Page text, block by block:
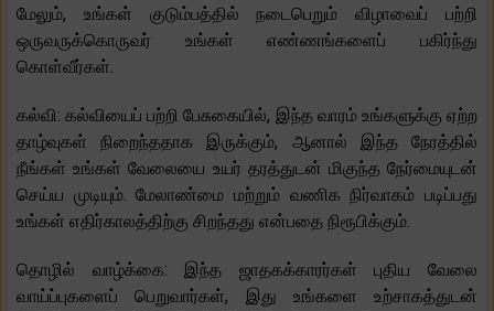
மேலும், உங்கள் குடும்பத்தில் நடைபெறும் விழாவைப் பற்றி
ஒருவருக்கொருவர் உங்கள் எண்ணங்களைப் பகிர்ந்து
கொள்வீர்கள்.
கல்வி: கல்வியைப் பற்றி பேசுகையில், இந்த வாரம் உங்களுக்கு ஏற்ற
தாழ்வுகள் நிறைந்ததாக இருக்கும், ஆனால் இந்த நேரத்தில்
நீங்கள் உங்கள் வேலையை உயர் தரத்துடன் மிகுந்த நேர்மையுடன்
செய்ய முடியும். மேலாண்மை மற்றும் வணிக நிர்வாகம் படிப்பது
உங்கள் எதிர்காலத்திற்கு சிறந்தது என்பதை நிரூபிக்கும்.
தொழில் வாழ்க்கை: இந்த ஜாதகக்காரர்கள் புதிய வேலை
வாய்ப்புகளைப் பெறுவார்கள், இது உங்களை உற்சாகத்துடன்